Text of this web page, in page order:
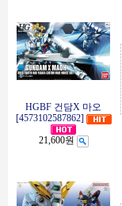
HGBF 건담X 마오
[4573102587862]
21,600원